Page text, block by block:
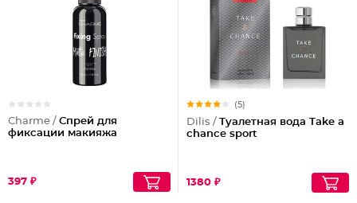
Charme / Спрей для
фиксации макияжа
397 ₽
(5)
Dilis / Туалетная вода Take a
chance sport
1380 ₽